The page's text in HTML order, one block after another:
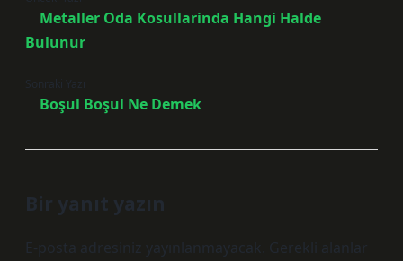
Metaller Oda Kosullarinda Hangi Halde
Bulunur
Sonraki Yazı
Boşul Boşul Ne Demek
Bir yanıt yazın
E-posta adresiniz yayınlanmayacak. Gerekli alanlar